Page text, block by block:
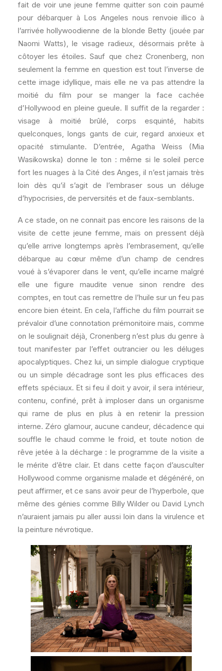
fait de voir une jeune femme quitter son coin paumé
pour débarquer à Los Angeles nous renvoie illico à
l’arrivée hollywoodienne de la blonde Betty (jouée par
Naomi Watts), le visage radieux, désormais prête à
côtoyer les étoiles. Sauf que chez Cronenberg, non
seulement la femme en question est tout l’inverse de
cette image idyllique, mais elle ne va pas attendre la
moitié du film pour se manger la face cachée
d’Hollywood en pleine gueule. Il suffit de la regarder :
visage à moitié brûlé, corps esquinté, habits
quelconques, longs gants de cuir, regard anxieux et
opacité stimulante. D’entrée, Agatha Weiss (Mia
Wasikowska) donne le ton : même si le soleil perce
fort les nuages à la Cité des Anges, il n’est jamais très
loin dès qu’il s’agit de l’embraser sous un déluge
d’hypocrisies, de perversités et de faux-semblants.
A ce stade, on ne connait pas encore les raisons de la
visite de cette jeune femme, mais on pressent déjà
qu’elle arrive longtemps après l’embrasement, qu’elle
débarque au cœur même d’un champ de cendres
voué à s’évaporer dans le vent, qu’elle incarne malgré
elle une figure maudite venue sinon rendre des
comptes, en tout cas remettre de l’huile sur un feu pas
encore bien éteint. En cela, l’affiche du film pourrait se
prévaloir d’une connotation prémonitoire mais, comme
on le soulignait déjà, Cronenberg n’est plus du genre à
tout manifester par l’effet outrancier ou les déluges
apocalyptiques. Chez lui, un simple dialogue cryptique
ou un simple décadrage sont les plus efficaces des
effets spéciaux. Et si feu il doit y avoir, il sera intérieur,
contenu, confiné, prêt à imploser dans un organisme
qui rame de plus en plus à en retenir la pression
interne. Zéro glamour, aucune candeur, décadence qui
souffle le chaud comme le froid, et toute notion de
rêve jetée à la décharge : le programme de la visite a
le mérite d’être clair. Et dans cette façon d’ausculter
Hollywood comme organisme malade et dégénéré, on
peut affirmer, et ce sans avoir peur de l’hyperbole, que
même des génies comme Billy Wilder ou David Lynch
n’auraient jamais pu aller aussi loin dans la virulence et
la peinture névrotique.